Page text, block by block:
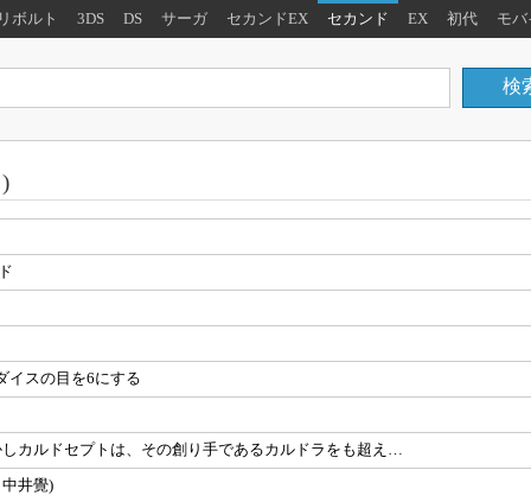
リボルト 3DS DS サーガ セカンドEX セカンド EX 初代 モバ
イスの目を6にする
カルドセプトは、その創り手であるカルドラをも超え…
井覺)